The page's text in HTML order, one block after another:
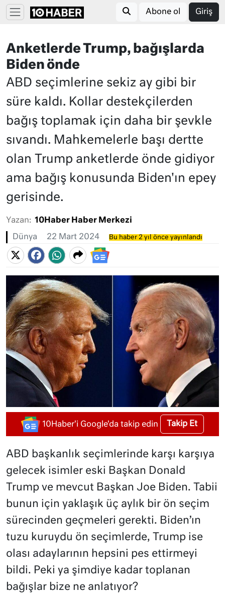
Abone ol Giriş
Anketlerde Trump, bağışlarda
Biden önde
ABD seçimlerine sekiz ay gibi bir
süre kaldı. Kollar destekçilerden
bağış toplamak için daha bir şevkle
sıvandı. Mahkemelerle başı dertte
olan Trump anketlerde önde gidiyor
ama bağış konusunda Biden'ın epey
gerisinde.
Yazan: 10Haber Haber Merkezi
Dünya 22 Mart 2024 Bu haber 2 yıl önce yayınlandı
10Haber'i Google'da takip edin Takip Et
ABD başkanlık seçimlerinde karşı karşıya
gelecek isimler eski Başkan Donald
Trump ve mevcut Başkan Joe Biden. Tabii
bunun için yaklaşık üç aylık bir ön seçim
sürecinden geçmeleri gerekti. Biden’ın
tuzu kuruydu ön seçimlerde, Trump ise
olası adaylarının hepsini pes ettirmeyi
bildi. Peki ya şimdiye kadar toplanan
bağışlar bize ne anlatıyor?